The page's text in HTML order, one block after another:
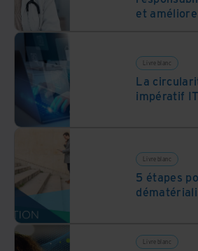
et
Livre blanc
La
impératif IT
Livre blanc
5 étapes
Livre blanc